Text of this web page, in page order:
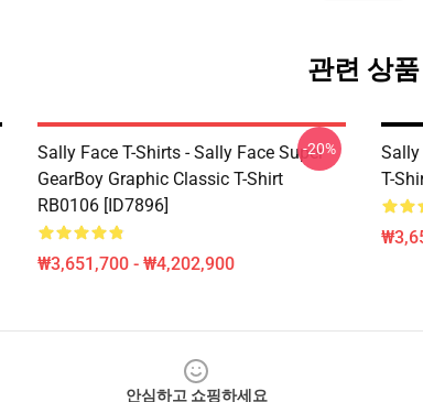
관련 상품
Sally Face T-Shirts - Sally Face Super
GearBoy Graphic Classic T-Shirt
RB0106 [ID7896]
₩3,651,700 - ₩4,202,900
-20%
Sally
T-
안심하고 쇼핑하세요